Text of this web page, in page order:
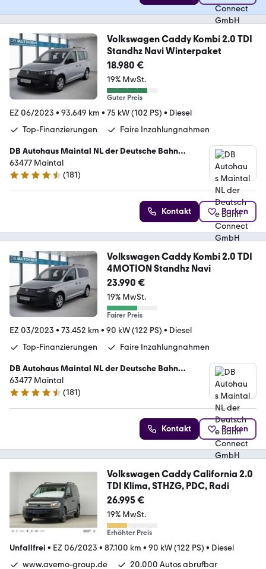
Volkswagen Caddy Kombi 2.0 TDI
Standhz Navi Winterpaket
18.980 €
19% MwSt.
Guter Preis
EZ 06/2023 • 93.649 km • 75 kW (102 PS) • Diesel
Top-Finanzierungen
Faire Inzahlungnahmen
DB Autohaus Maintal NL der Deutsche Bahn
Connect GmbH
63477 Maintal
4.4 Sterne
(181)
Kontakt Parken
Volkswagen Caddy Kombi 2.0 TDI
4MOTION Standhz Navi
23.990 €
19% MwSt.
Fairer Preis
EZ 03/2023 • 73.452 km • 90 kW (122 PS) • Diesel
Top-Finanzierungen
Faire Inzahlungnahmen
DB Autohaus Maintal NL der Deutsche Bahn
Connect GmbH
63477 Maintal
4.4 Sterne
(181)
Kontakt Parken
Volkswagen Caddy California 2.0
TDI Klima, STHZG, PDC, Radi
26.995 €
19% MwSt.
Erhöhter Preis
Unfallfrei • EZ 06/2023 • 87.100 km • 90 kW (122 PS) • Diesel
www.avemo-group.de
20.000 Autos abrufbar